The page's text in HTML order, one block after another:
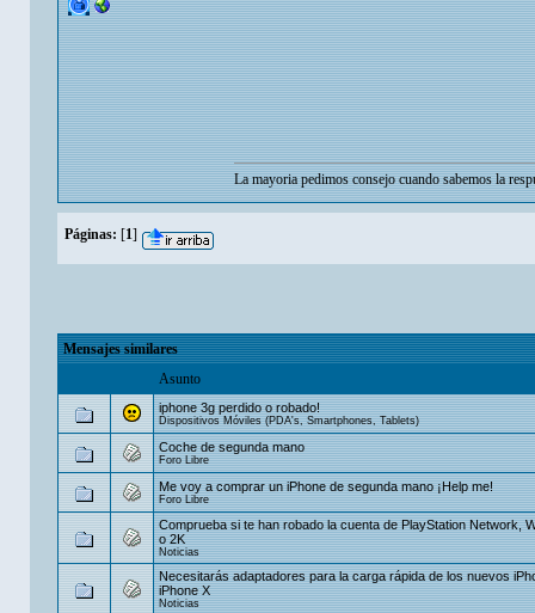
La mayoria pedimos consejo cuando sabemos la
Páginas: [1]
Mensajes similares
Asunto
iphone 3g perdido o robado!
Dispositivos Móviles (PDA's, Smartphones, Tablets)
Coche de segunda mano
Foro Libre
Me voy a comprar un iPhone de segunda mano ¡Help me!
Foro Libre
Comprueba si te han robado la cuenta de PlayStation Network,
o 2K
Noticias
Necesitarás adaptadores para la carga rápida de los nuevos
iPhone X
Noticias